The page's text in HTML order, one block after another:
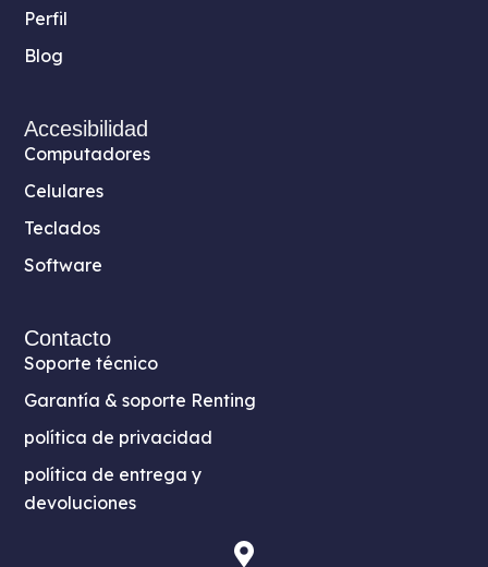
Perfil
Blog
Accesibilidad
Computadores
Celulares
Teclados
Software
Contacto
Soporte técnico
Garantía & soporte Renting
política de privacidad
política de entrega y
devoluciones